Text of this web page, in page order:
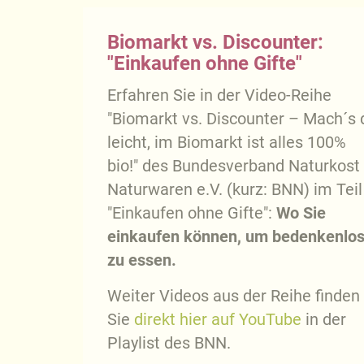
Biomarkt vs. Discounter:
"Einkaufen ohne Gifte"
Erfahren Sie in der Video-Reihe
"Biomarkt vs. Discounter – Mach´s
leicht, im Biomarkt ist alles 100%
bio!" des Bundesverband Naturkost
Naturwaren e.V. (kurz: BNN) im Teil
"Einkaufen ohne Gifte": Wo Sie
einkaufen können, um bedenkenlos
zu essen.
Weiter Videos aus der Reihe finden
Sie direkt hier auf YouTube in der
Playlist des BNN.